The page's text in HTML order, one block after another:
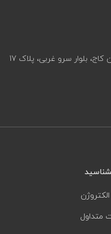
بلوار سرو غربی، پلاک 17
الکتروژن
متداول